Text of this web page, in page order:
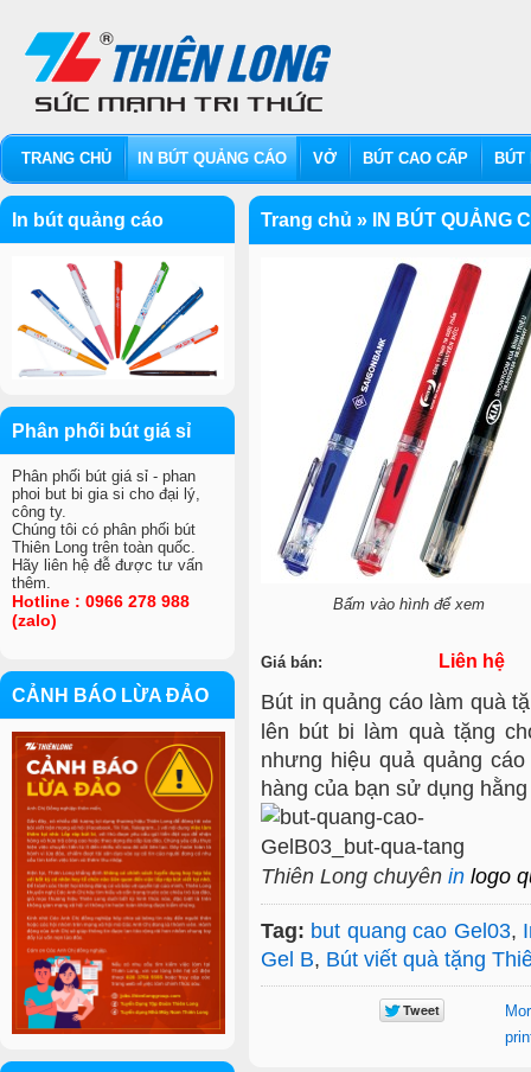
Bấm vào hình để xem
Giá bán: Liên hệ
Bút in quảng cáo làm quà
lên bút bi làm quà tặng
nhưng hiệu quả quảng
hàng của bạn sử dụng
Thiên Long chuyên in logo
Tag: but quang cao Gel03,
Gel B, Bút viết quà tặng
Trang chủ » IN BÚT QUẢNG
In bút quảng cáo
Phân phối bút giá sỉ
Phân phối bút giá sỉ - phan
phoi but bi gia si cho đại lý,
công ty.
Chúng tôi có phân phối bút
Thiên Long trên toàn quốc.
Hãy liên hệ đễ được tư vấn
thêm.
Hotline : 0966 278 988
(zalo)
CẢNH BÁO LỪA ĐẢO
VIỆC LÀM
TRANG CHỦ IN BÚT QUẢNG CÁO VỞ BÚT CAO CẤP BÚT